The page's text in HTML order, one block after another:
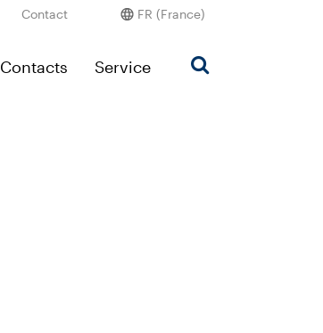
Contact FR (France)
Contacts Service